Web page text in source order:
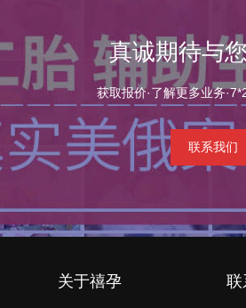
真诚期待与
获取报价·了解更多业务
联系我们
关于禧孕 联